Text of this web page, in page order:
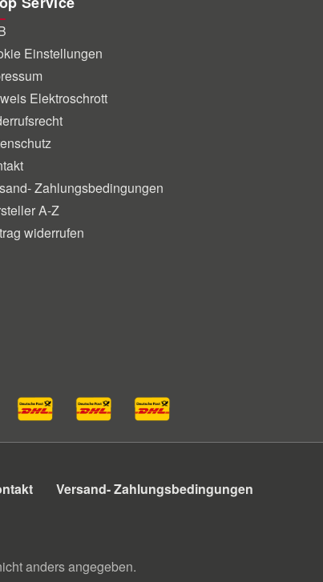
Einstellungen
Elektroschrott
Zahlungsbedingungen
A-Z
widerrufen
Versand- Zahlungsbedingungen
anders angegeben.